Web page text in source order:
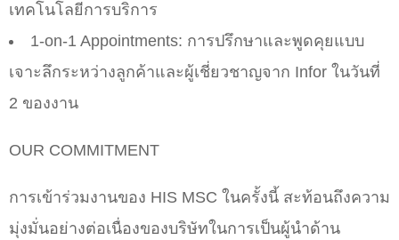
เทคโนโลยีการบริการ
1-on-1 Appointments: การปรึกษาและพูดคุยแบบ
เจาะลึกระหว่างลูกค้าและผู้เชี่ยวชาญจาก Infor ในวันที่
2 ของงาน
OUR COMMITMENT
การเข้าร่วมงานของ HIS MSC ในครั้งนี้ สะท้อนถึงความ
มุ่งมั่นอย่างต่อเนื่องของบริษัทในการเป็นผู้นำด้าน